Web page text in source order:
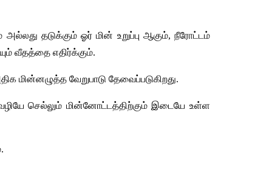
தடுக்கும் ஓர் மின் உறுப்பு ஆகும், நீரோட்டம்
வீதத்தை எதிர்க்கும்.
மின்னழுத்த வேறுபாடு தேவைப்படுகிறது.
வழியே செல்லும் மின்னோட்டத்திற்கும் இடையே உள்ள